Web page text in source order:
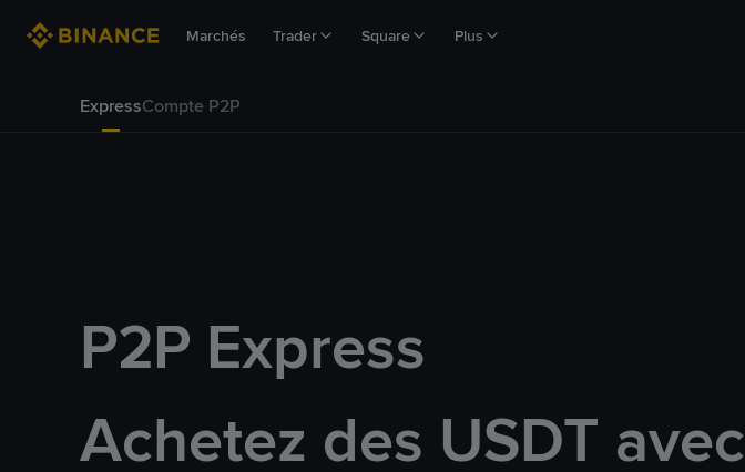
Marchés Trader Square Plus
ExpressCompte P2P
P2P Express
Achetez des USDT avec